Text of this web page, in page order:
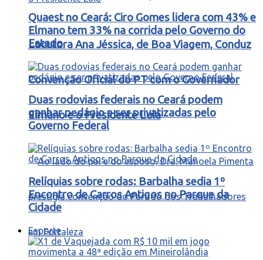
Locutora Ana Jéssica, de Boa Viagem, Conduz
Convenção Oficial do PT com o Governador
Elmano e o Presidente Lula
Quaest no Ceará: Ciro Gomes lidera com 43% e
Elmano tem 33% na corrida pelo Governo do
Estado
Duas rodovias federais no Ceará podem
ganhar pedágio e ser privatizadas pelo
Governo Federal
Relíquias sobre rodas: Barbalha sedia 1º
Encontro de Carros Antigos no Parque da
Cidade
Esporte